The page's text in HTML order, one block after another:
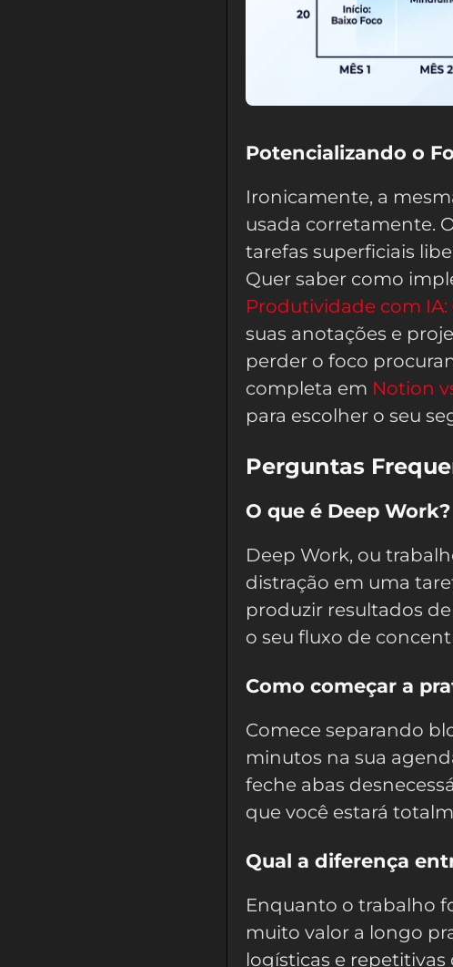
Potencializando o
Ironicamente, a
usada corretamente.
tarefas superficiais
Quer saber como
Produtividade com
suas anotações e
perder o foco
completa em Notion
para escolher o seu
Perguntas
O que é Deep Work?
Deep Work, ou
distração em uma
produzir resultados
o seu fluxo de
Como começar a
Comece separando
minutos na sua
feche abas
que você estará
Qual a diferença
Enquanto o trabalho
muito valor a longo
logísticas e